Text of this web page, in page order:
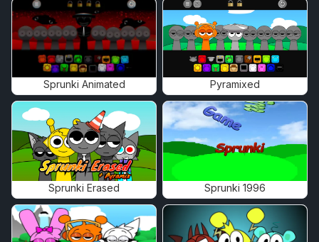
Sprunki Animated Pyramixed
Sprunki Erased Sprunki 1996